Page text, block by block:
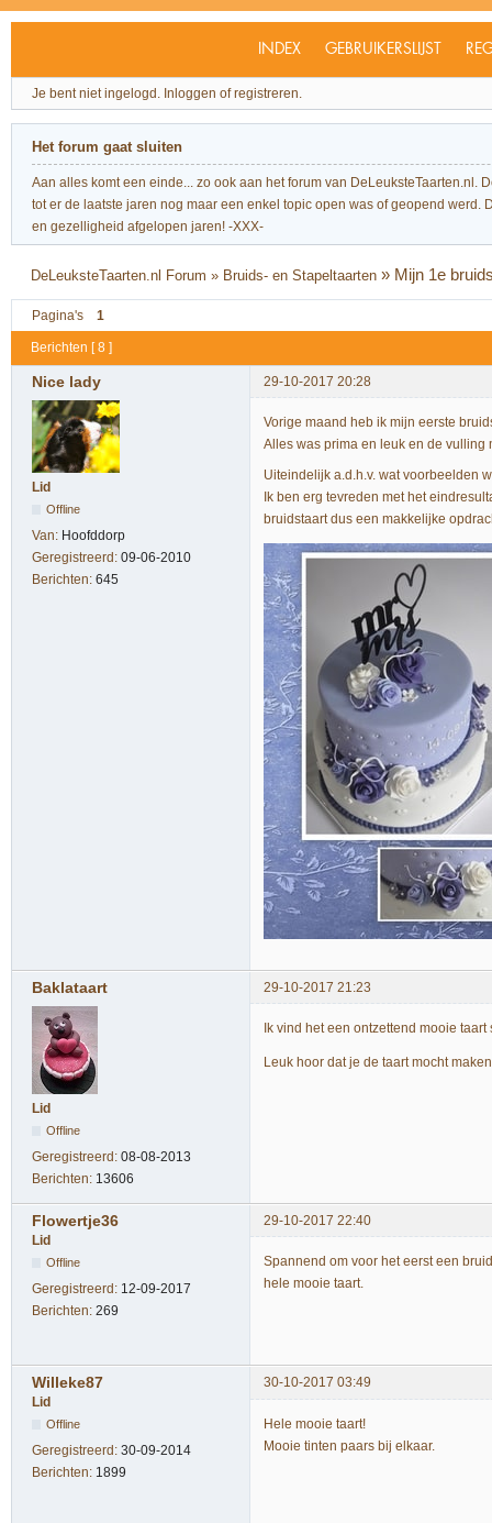
INDEX GEBRUIKERSLIJST
Je bent niet ingelogd. Inloggen of registreren.
Het forum gaat sluiten
Aan alles komt een einde... zo ook aan het forum van
tot er de laatste jaren nog maar een enkel topic open was of geopend
en gezelligheid afgelopen jaren! -XXX-
DeLeuksteTaarten.nl Forum » Bruids- en Stapeltaarten » Mijn 1e
Pagina's 1
Berichten [ 8 ]
Nice lady 29-10-2017 20:28
Lid
Offline
Van: Hoofddorp
Geregistreerd: 09-06-2010
Berichten: 645
Vorige maand heb ik mijn eerste
Alles was prima en leuk en de
Uiteindelijk a.d.h.v. wat voorbeelden
Ik ben erg tevreden met het
bruidstaart dus een makkelijke
Baklataart 29-10-2017 21:23
Lid
Offline
Geregistreerd: 08-08-2013
Berichten: 13606
Ik vind het een ontzettend mooie
Leuk hoor dat je de taart mocht
Flowertje36
29-10-2017 22:40
Lid
Offline
Geregistreerd: 12-09-2017
Berichten: 269
Spannend om voor het eerst een
hele mooie taart.
Willeke87
30-10-2017 03:49
Lid
Offline
Geregistreerd: 30-09-2014
Berichten: 1899
Hele mooie taart!
Mooie tinten paars bij elkaar.